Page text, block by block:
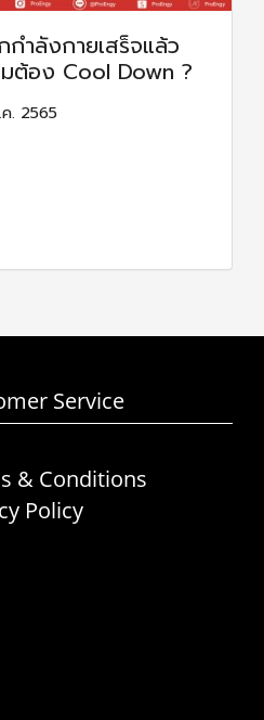
กำลังกายเสร็จแล้ว
มต้อง Cool Down ?
ค. 2565
Service
& Conditions
Policy